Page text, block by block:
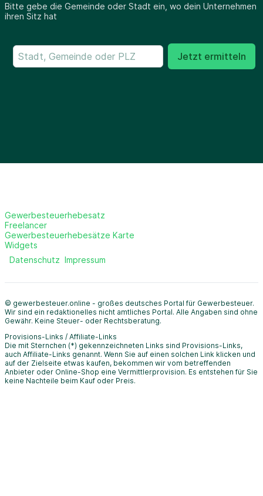
Bitte gebe die Gemeinde oder Stadt ein, wo dein Unternehmen
ihren Sitz hat
Jetzt ermitteln
Gewerbesteuerhebesatz
Freelancer
Gewerbesteuerhebesätze Karte
Widgets
Datenschutz Impressum
© gewerbesteuer.online - großes deutsches Portal für Gewerbesteuer.
Wir sind ein redaktionelles nicht amtliches Portal. Alle Angaben sind ohne
Gewähr. Keine Steuer- oder Rechtsberatung.
Provisions-Links / Affiliate-Links
Die mit Sternchen (*) gekennzeichneten Links sind Provisions-Links,
auch Affiliate-Links genannt. Wenn Sie auf einen solchen Link klicken und
auf der Zielseite etwas kaufen, bekommen wir vom betreffenden
Anbieter oder Online-Shop eine Vermittlerprovision. Es entstehen für Sie
keine Nachteile beim Kauf oder Preis.